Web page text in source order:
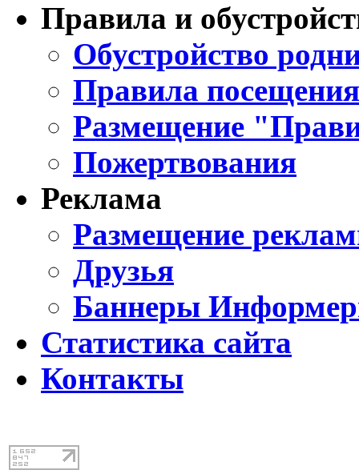
Правила и
Обустройство
Правила
Размещение
Пожертвования
Реклама
Размещение
Друзья
Баннеры
Статистика сайта
Контакты